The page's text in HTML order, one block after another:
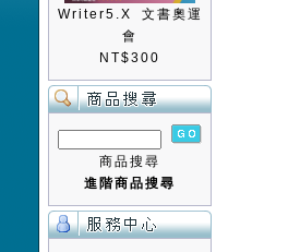
Writer5.X 文書奧運
會
NT$300
商品搜尋
進階商品搜尋